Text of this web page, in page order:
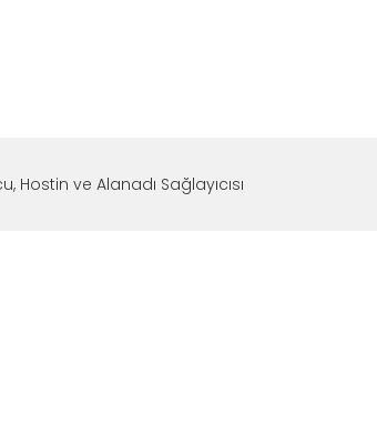
Hostin ve Alanadı Sağlayıcısı